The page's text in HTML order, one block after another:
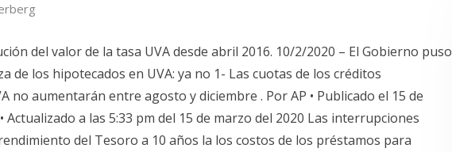
del valor de la tasa UVA desde abril 2016. 10/2/2020 – El Gobierno puso
de los hipotecados en UVA: ya no 1- Las cuotas de los créditos
no aumentarán entre agosto y diciembre . Por AP • Publicado el 15 de
Actualizado a las 5:33 pm del 15 de marzo del 2020 Las interrupciones
del Tesoro a 10 años la los costos de los préstamos para